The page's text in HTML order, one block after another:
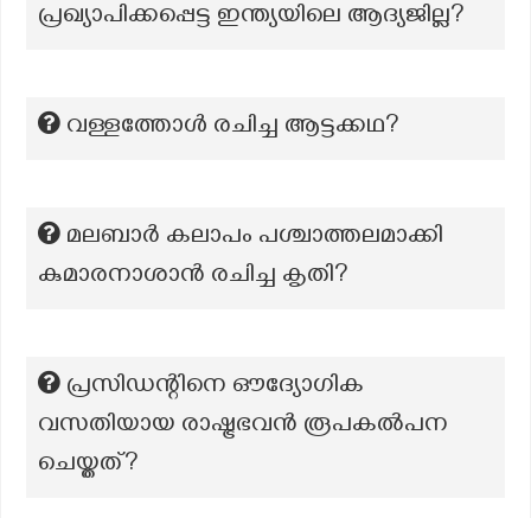
പ്രഖ്യാപിക്കപ്പെട്ട ഇന്ത്യയിലെ ആദ്യജില്ല?
വള്ളത്തോള്‍ രചിച്ച ആട്ടക്കഥ?
മലബാർ കലാപം പശ്ചാത്തലമാക്കി
കുമാരനാശാൻ രചിച്ച കൃതി?
പ്രസിഡന്റിനെ ഔദ്യോഗിക
വസതിയായ രാഷ്ട്രഭവൻ രൂപകൽപന
ചെയ്തത്?